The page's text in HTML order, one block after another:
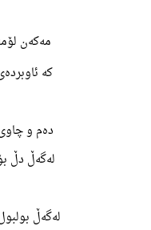
مەکەن
که
دەم و
لەگەڵ دڵ
لەگەڵ